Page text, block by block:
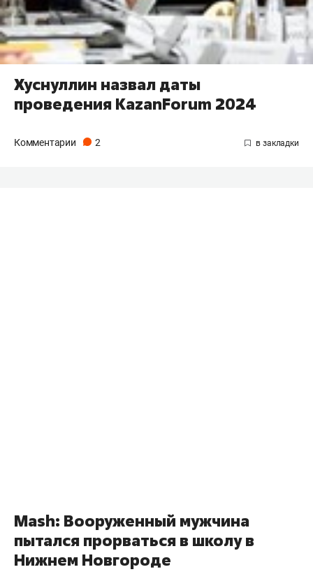
Хуснуллин назвал даты
проведения KazanForum 2024
Комментарии 2
Mash: Вооруженный мужчина
пытался прорваться в школу в
Нижнем Новгороде